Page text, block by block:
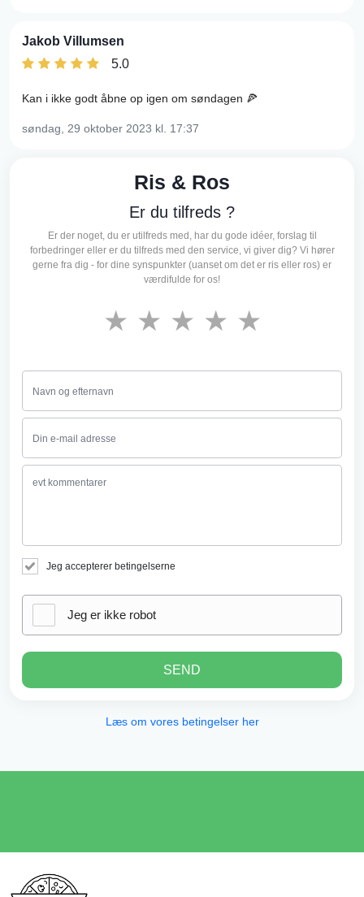
Jakob Villumsen
5.0
Kan i ikke godt åbne op igen om søndagen 🍕
søndag, 29 oktober 2023 kl. 17:37
Ris & Ros
Er du tilfreds ?
Er der noget, du er utilfreds med, har du gode idéer, forslag til
forbedringer eller er du tilfreds med den service, vi giver dig? Vi hører
gerne fra dig - for dine synspunkter (uanset om det er ris eller ros) er
værdifulde for os!
★
★
★
★
★
Jeg accepterer betingelserne
Jeg er ikke robot
SEND
Læs om vores betingelser her